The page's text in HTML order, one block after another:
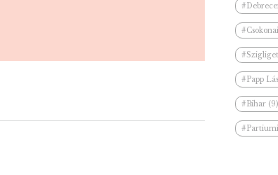
#Papp
#Bihar (9)